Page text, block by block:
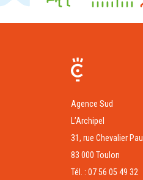
Agence Sud
L’Archipel
31, rue Chevalier Paul
83 000 Toulon
Tél. : 07 56 05 49 32